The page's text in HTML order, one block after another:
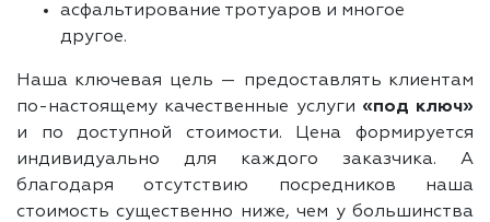
асфальтирование тротуаров и многое
другое.
Наша ключевая цель — предоставлять клиентам
по-настоящему качественные услуги «под ключ»
и по доступной стоимости. Цена формируется
индивидуально для каждого заказчика. А
благодаря отсутствию посредников наша
стоимость существенно ниже, чем у большинства